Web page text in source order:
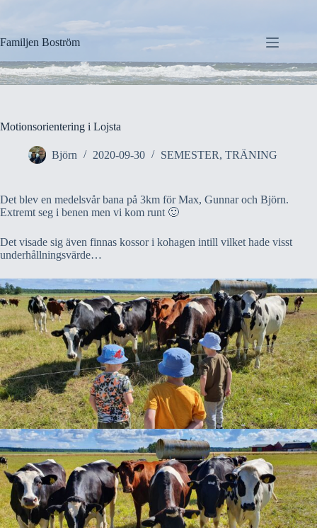
Familjen Boström
Motionsorientering i Lojsta
Björn 2020-09-30 SEMESTER, TRÄNING
Det blev en medelsvår bana på 3km för Max, Gunnar och Björn.
Extremt seg i benen men vi kom runt 🙂
Det visade sig även finnas kossor i kohagen intill vilket hade visst
underhållningsvärde…